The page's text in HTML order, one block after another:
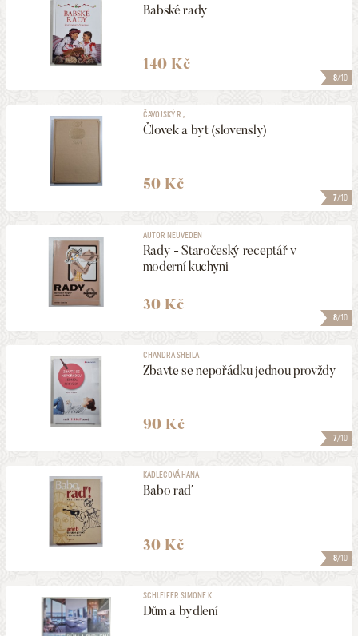
8/10
Babské rady
140 Kč
7/10
ČAVOJSKÝ R., ...
Človek a byt (slovensly)
50 Kč
8/10
AUTOR NEUVEDEN
Rady - Staročeský receptář v
moderní kuchyni
30 Kč
7/10
CHANDRA SHEILA
Zbavte se nepořádku jednou provždy
90 Kč
8/10
KADLECOVÁ HANA
Babo raď
30 Kč
SCHLEIFER SIMONE K.
Dům a bydlení